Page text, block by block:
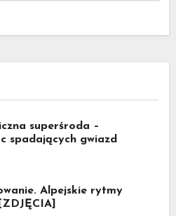
superśroda –
spadających gwiazd
Alpejskie rytmy